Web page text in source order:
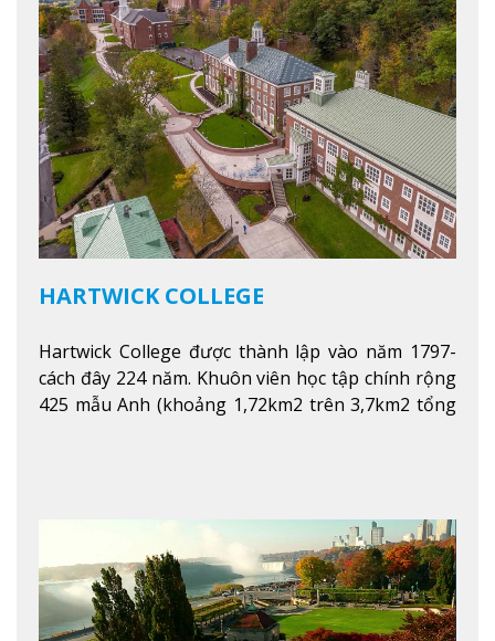
HARTWICK COLLEGE
Hartwick College được thành lập vào năm 1797-
cách đây 224 năm. Khuôn viên học tập chính rộng
425 mẫu Anh (khoảng 1,72km2 trên 3,7km2 tổng